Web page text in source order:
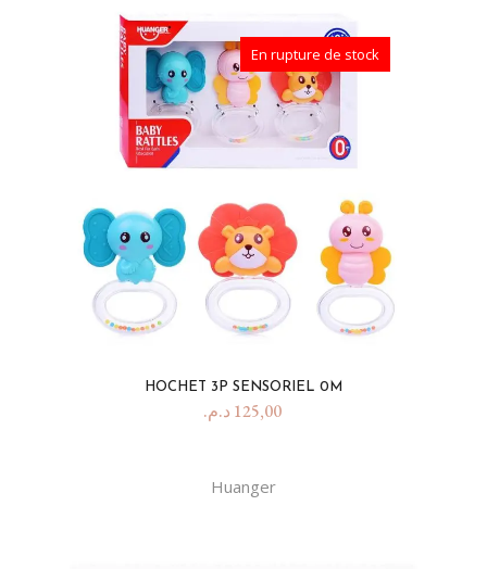
En rupture de stock
HOCHET 3P SENSORIEL 0M
125,00 د.م.
Huanger